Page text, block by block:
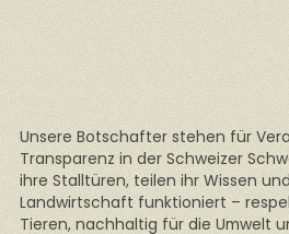
Unsere Botschafter stehen für
Transparenz in der Schweizer
ihre Stalltüren, teilen ihr Wissen
Landwirtschaft funktioniert –
Tieren, nachhaltig für die Umwelt